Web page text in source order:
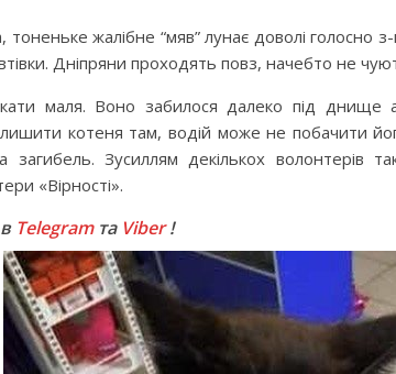
тоненьке жалібне “мяв” лунає доволі голосно
Дніпряни проходять повз, начебто не
маля. Воно забилося далеко під днище
котеня там, водій може не побачити
загибель. Зусиллям декількох волонтерів
«Вірності».
Telegramта Viber!